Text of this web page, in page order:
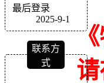
最后登录
2025-9-1
联系方
式